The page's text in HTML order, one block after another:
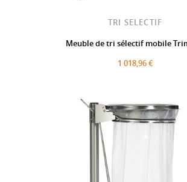
TRI SELECTIF
Meuble de tri sélectif mobile
1 018,96 €